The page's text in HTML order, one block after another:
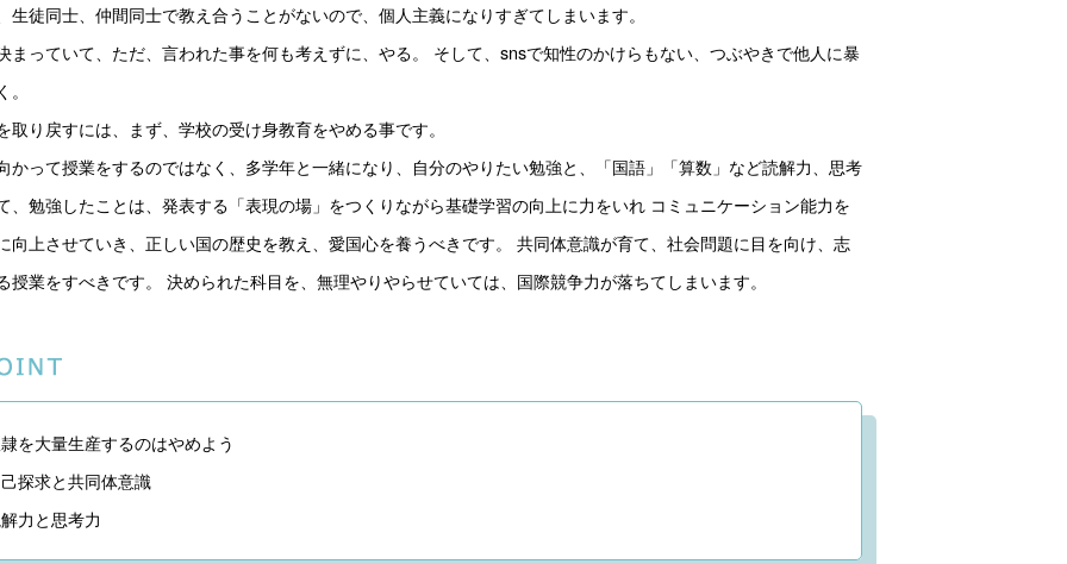
生徒同士、仲間同士で教え合うことがないので、個人主義になりすぎてしまいます。
まっていて、ただ、言われた事を何も考えずに、やる。 そして、snsで知性のかけらもない、つぶやきで他人に暴
。
取り戻すには、まず、学校の受け身教育をやめる事です。
かって授業をするのではなく、多学年と一緒になり、自分のやりたい勉強と、「国語」「算数」など読解力、思考
、勉強したことは、発表する「表現の場」をつくりながら基礎学習の向上に力をいれ コミュニケーション能力を
向上させていき、正しい国の歴史を教え、愛国心を養うべきです。 共同体意識が育て、社会問題に目を向け、志
授業をすべきです。 決められた科目を、無理やりやらせていては、国際競争力が落ちてしまいます。
を大量生産するのはやめよう
探求と共同体意識
力と思考力